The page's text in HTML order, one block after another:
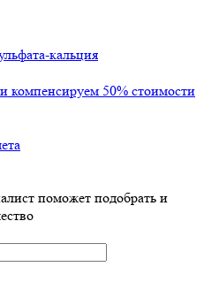
кальция
компенсируем 50% стоимости
поможет подобрать и